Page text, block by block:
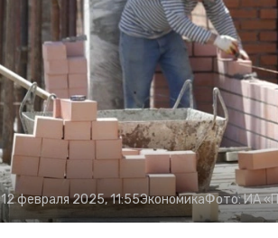
12 февраля 2025, 11:55ЭкономикаФото:ИА